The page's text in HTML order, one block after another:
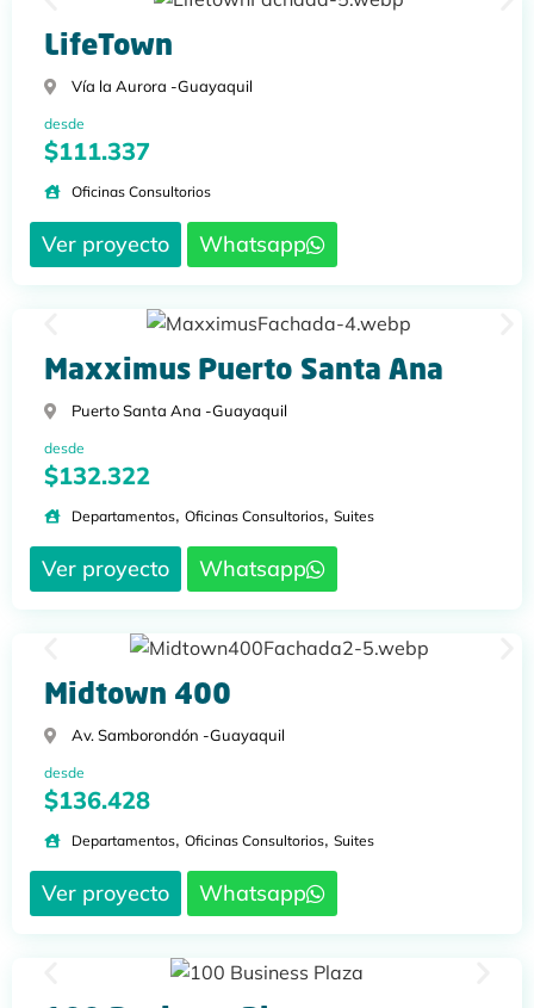
LifeTown
Vía la Aurora -Guayaquil
desde
$111.337
Oficinas Consultorios
Ver proyecto Whatsapp
Maxximus Puerto Santa Ana
Puerto Santa Ana -Guayaquil
desde
$132.322
Departamentos, Oficinas Consultorios, Suites
Ver proyecto Whatsapp
Midtown 400
Av. Samborondón -Guayaquil
desde
$136.428
Departamentos, Oficinas Consultorios, Suites
Ver proyecto Whatsapp